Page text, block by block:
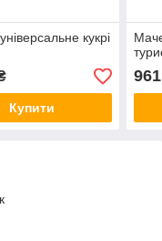
кукрі
Купити
961